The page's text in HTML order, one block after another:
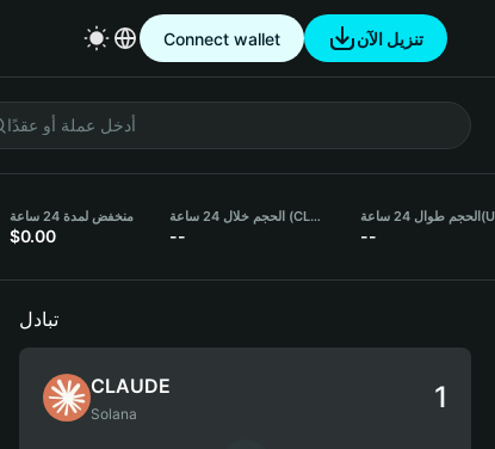
Connect wallet تنزيل الآن
منخفض لمدة 24 ساعة
$0.00
الحجم خلال 24 ساعة (CLAUDE)
--
الحجم طوال 24 ساعة
--
تبادل
CLAUDE
Solana